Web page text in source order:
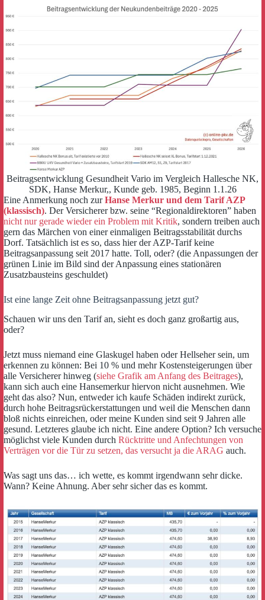
Beitragsentwicklung Gesundheit Vario im Vergleich Hallesche NK,
SDK, Hanse Merkur,, Kunde geb. 1985, Beginn 1.1.26
Eine Anmerkung noch zurHanse Merkur und dem Tarif AZP
(klassisch). Der Versicherer bzw. seine “Regionaldirektoren” haben
nicht nur gerade wieder ein Problem mit Kritik, sondern treiben auch
gern das Märchen von einer einmaligen Beitragsstabilität durchs
Dorf. Tatsächlich ist es so, dass hier der AZP-Tarif keine
Beitragsanpassung seit 2017 hatte. Toll, oder? (die Anpassungen der
grünen Linie im Bild sind der Anpassung eines stationären
Zusatzbausteins geschuldet)
Ist eine lange Zeit ohne Beitragsanpassung jetzt gut?
Schauen wir uns den Tarif an, sieht es doch ganz großartig aus,
oder?
Jetzt muss niemand eine Glaskugel haben oder Hellseher sein, um
erkennen zu können: Bei 10 % und mehr Kostensteigerungen über
alle Versicherer hinweg (siehe Grafik am Anfang des Beitrages),
kann sich auch eine Hansemerkur hiervon nicht ausnehmen. Wie
geht das also? Nun, entweder ich kaufe Schäden indirekt zurück,
durch hohe Beitragsrückerstattungen und weil die Menschen dann
bloß nichts einreichen, oder meine Kunden sind seit 9 Jahren alle
gesund. Letzteres glaube ich nicht. Eine andere Option? Ich versuche
möglichst viele Kunden durch Rücktritte und Anfechtungen von
Verträgen vor die Tür zu setzen, das versucht ja die ARAG auch.
Was sagt uns das… ich wette, es kommt irgendwann sehr dicke.
Wann? Keine Ahnung. Aber sehr sicher das es kommt.